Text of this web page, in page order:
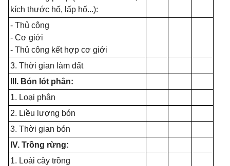
kích thước hố, lấp hố...):
- Thủ công
- Cơ giới
- Thủ công kết hợp cơ giới
3. Thời gian làm đất
III. Bón lót phân:
1. Loại phân
2. Liều lượng bón
3. Thời gian bón
IV. Trồng rừng:
1. Loài cây trồng